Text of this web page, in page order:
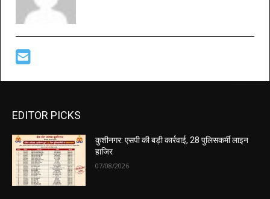
EDITOR PICKS
कुशीनगर: एसपी की बड़ी कार्रवाई, 28 पुलिसकर्मी लाइन
हाजिर
07/08/2026